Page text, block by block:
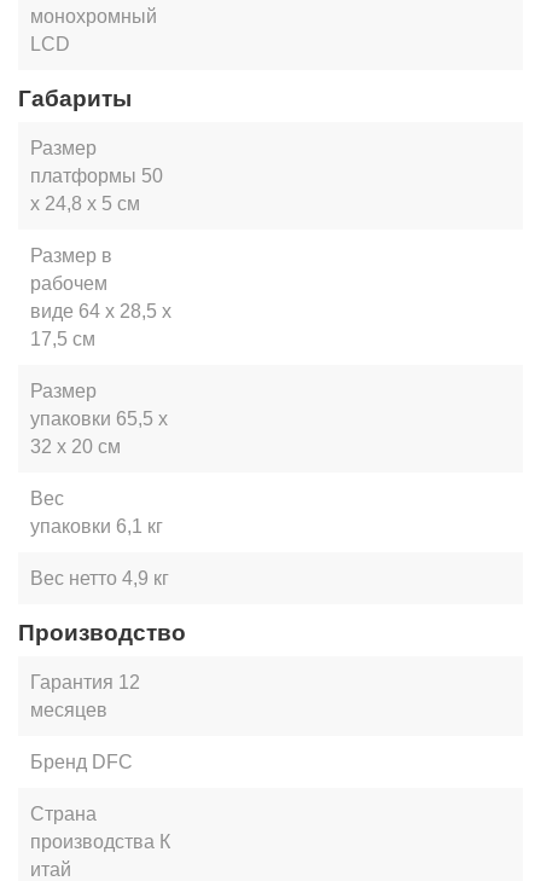
монохромный
LCD
Габариты
Размер
платформы 50
х 24,8 х 5 см
Размер в
рабочем
виде 64 х 28,5 х
17,5 см
Размер
упаковки 65,5 х
32 х 20 см
Вес
упаковки 6,1 кг
Вес нетто 4,9 кг
Производство
Гарантия 12
месяцев
Бренд DFC
Страна
производства К
итай